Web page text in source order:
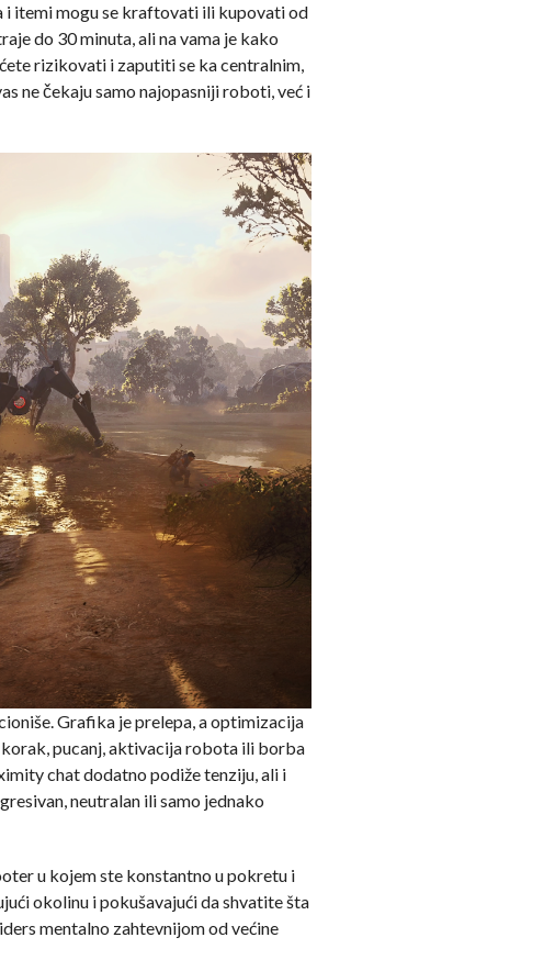
i itemi mogu se kraftovati ili kupovati od
do 30 minuta, ali na vama je kako
rizikovati i zaputiti se ka centralnim,
ne čekaju samo najopasniji roboti, već i
Grafika je prelepa, a optimizacija
korak, pucanj, aktivacija robota ili borba
chat dodatno podiže tenziju, ali i
neutralan ili samo jednako
u kojem ste konstantno u pokretu i
okolinu i pokušavajući da shvatite šta
mentalno zahtevnijom od većine